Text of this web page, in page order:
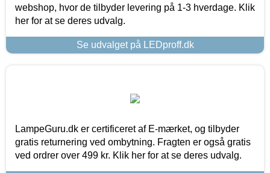
webshop, hvor de tilbyder levering på 1-3 hverdage. Klik
her for at se deres udvalg.
Se udvalget på LEDproff.dk
LampeGuru.dk er certificeret af E-mærket, og tilbyder
gratis returnering ved ombytning. Fragten er også gratis
ved ordrer over 499 kr. Klik her for at se deres udvalg.